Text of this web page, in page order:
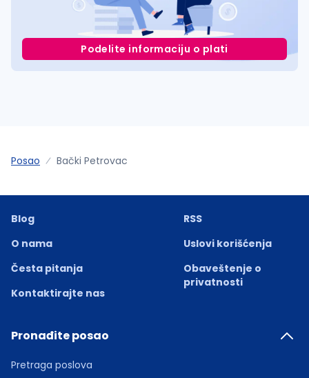
Podelite informaciju o plati
Posao Bački Petrovac
Blog
O nama
Česta pitanja
Kontaktirajte nas
RSS
Uslovi korišćenja
Obaveštenje o
privatnosti
Pronađite posao
Pretraga poslova